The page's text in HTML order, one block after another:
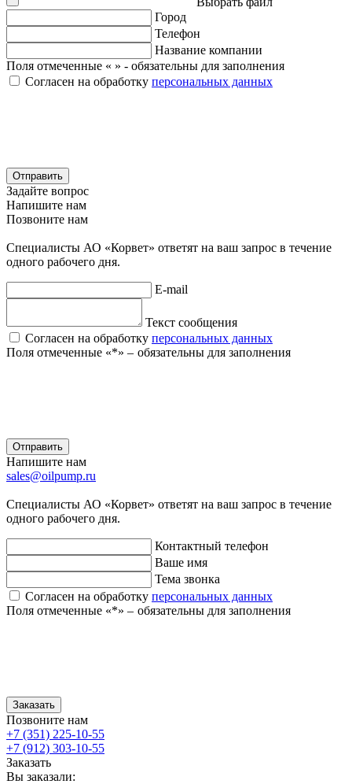
Город
Телефон
Название компании
Поля отмеченные « » - обязательны для заполнения
Согласен на обработку персональных данных
Отправить
Задайте вопрос
Напишите нам
Позвоните нам
Специалисты АО «Корвет» ответят на ваш запрос в течение
одного рабочего дня.
E-mail
Текст сообщения
Согласен на обработку персональных данных
Поля отмеченные «*» ‒ обязательны для заполнения
Отправить
Напишите нам
sales@oilpump.ru
Специалисты АО «Корвет» ответят на ваш запрос в течение
одного рабочего дня.
Контактный телефон
Ваше имя
Тема звонка
Согласен на обработку персональных данных
Поля отмеченные «*» ‒ обязательны для заполнения
Заказать
Позвоните нам
+7 (351) 225-10-55
+7 (912) 303-10-55
Заказать
Вы заказали: